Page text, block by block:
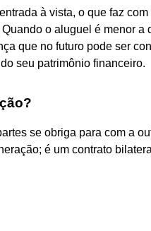
à vista, o que faz
o aluguel é menor a
que no futuro pode ser
seu patrimônio financeiro.
se obriga para com a
é um contrato